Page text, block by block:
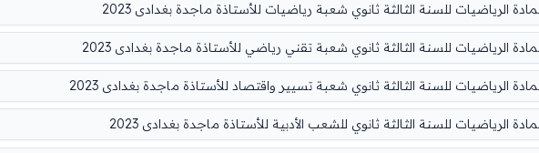
الرياضيات للسنة الثالثة ثانوي شعبة رياضيات للأستاذة ماجدة بغدادى 2023
الرياضيات للسنة الثالثة ثانوي شعبة تقني رياضي للأستاذة ماجدة بغدادى 2023
الرياضيات للسنة الثالثة ثانوي شعبة تسيير واقتصاد للأستاذة ماجدة بغدادى 2023
الرياضيات للسنة الثالثة ثانوي للشعب الأدبية للأستاذة ماجدة بغدادى 2023